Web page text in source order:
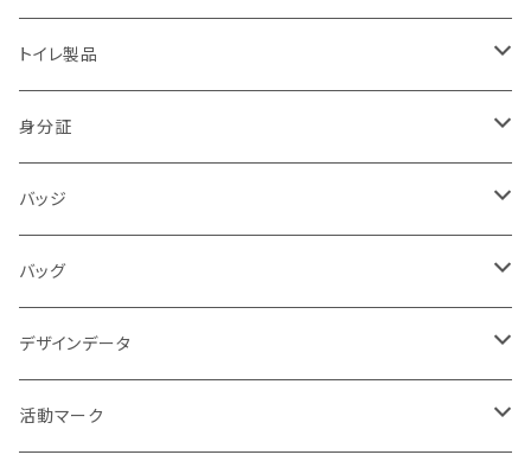
防犯・警戒・警防活動隊
警察犬・検索犬・救助犬
消防
災害時支援
サバイバルゲーム
企画室
パンツ
ブーツ
中敷
トイレ製品
簡易式
使い捨て
身分証
バッジ
災害時医療情報カード
バッジ
POLICE
映画
活動証
身分証
バッグ
キャラクター
刺繍パッチ
1点もの
デザインデータ
活動マーク
活動マーク